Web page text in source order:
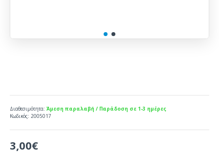
3,00€
Διαθεσιμότητα: Άμεση παραλαβή / Παράδοση σε 1-3 ημέρες
Κωδικός: 2005017